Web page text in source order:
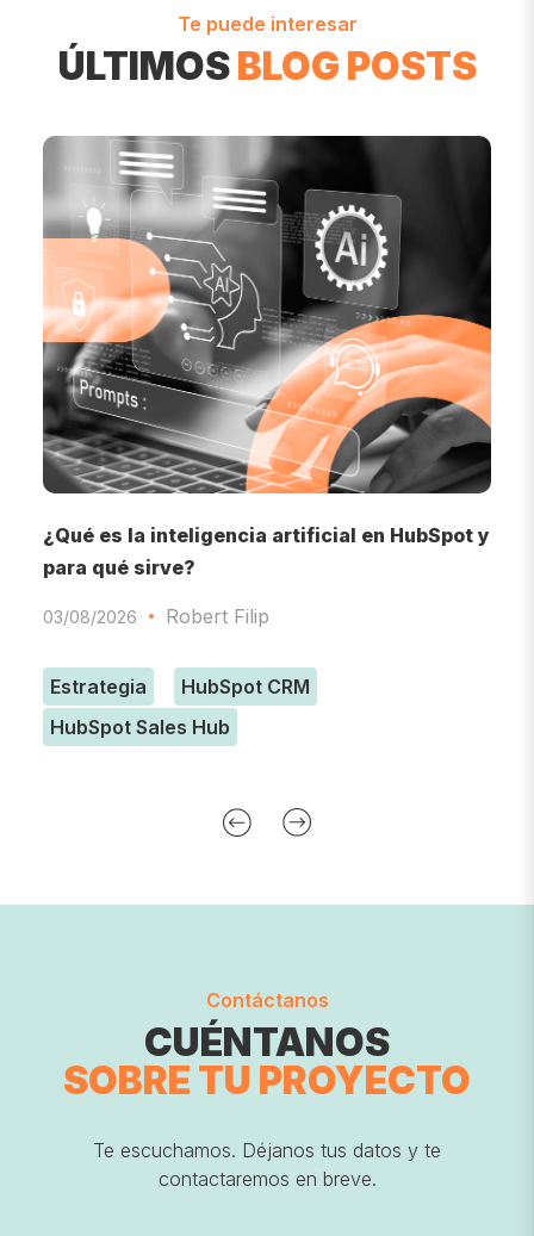
Te puede interesar
ÚLTIMOSBLOG POSTS
¿Qué es la inteligencia artificial en HubSpot y
para qué sirve?
03/08/2026 Robert Filip
Estrategia
HubSpot CRM
HubSpot Sales Hub
Contáctanos
CUÉNTANOS
SOBRE TU PROYECTO
Te escuchamos. Déjanos tus datos y te
contactaremos en breve.